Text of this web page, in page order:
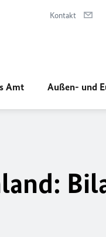
Kontakt
Amt Außen- und